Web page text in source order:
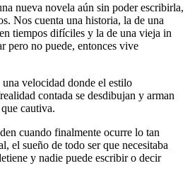
nueva novela aún sin po­der escribirla,
Nos cuen­ta una historia, la de una
tiempos difíciles y la de una vieja in
pero no puede, entonces vive
velocidad donde el estilo
contada se desdibujan y arman
cautiva.
cuando finalmente ocurre lo tan
el sueño de todo ser que necesitaba
y nadie puede escribir o decir